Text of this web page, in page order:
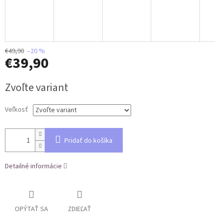
€49,90 –20 %
€39,90
cena:
Zvoľte variant
Veľkosť
Pridať do košíka
Detailné informácie
OPÝTAŤ SA ZDIEĽAŤ